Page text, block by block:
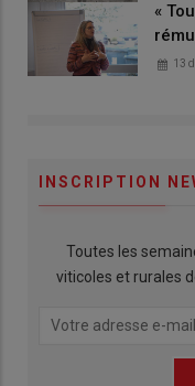
«
13
INSCRIPTION
Toutes les
viticoles et rurales